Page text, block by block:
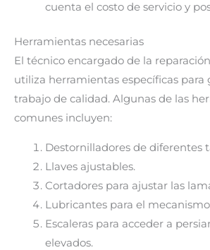
cuenta el costo de servicio y
Herramientas necesarias
El técnico encargado de la
utiliza herramientas específicas para
trabajo de calidad. Algunas de las
comunes incluyen:
Destornilladores de diferentes
Llaves ajustables.
Cortadores para ajustar las
Lubricantes para el
Escaleras para acceder a
elevados.